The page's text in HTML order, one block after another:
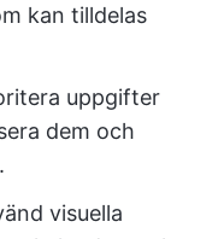
kan tilldelas
uppgifter
dem och
visuella